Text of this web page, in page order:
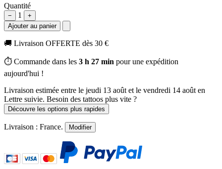
Quantité
− 1
+
Ajouter au panier
🚚 Livraison OFFERTE dès 30 €
⏱️ Commande dans les 3 h 27 min pour une expédition
aujourd'hui !
Livraison estimée entre le jeudi 13 août et le vendredi 14 août en
Lettre suivie. Besoin des tattoos plus vite ?
Découvre les options plus rapides
Livraison : France. Modifier